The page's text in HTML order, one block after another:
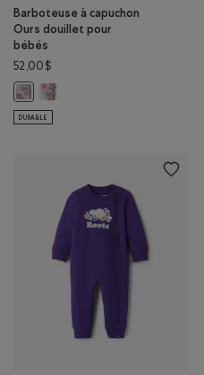
Barboteuse à capuchon
Ours douillet pour
bébés
52,00$
Barboteuse à capuchon Ours
Barboteuse à capuchon Ours
DURABLE